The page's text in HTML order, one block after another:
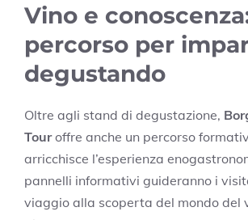
Vino e
percorso per
degustando
Oltre agli stand di degustazione,
Touroffre anche un percorso
arricchisce l’esperienza
pannelli informativi guideranno i
viaggio alla scoperta del mondo del